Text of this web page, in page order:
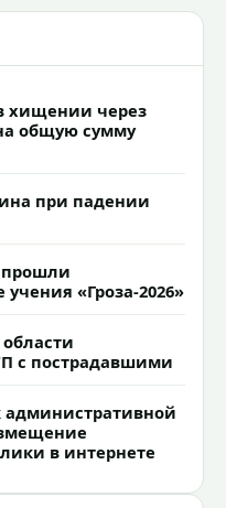
хищении через
общую сумму
при падении
прошли
«Гроза-2026»
с пострадавшими
в интернете